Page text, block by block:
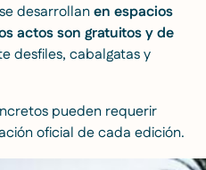
desarrollanen espacios
actos son gratuitos y de
desfiles, cabalgatas y
pueden requerir
oficial de cada edición.